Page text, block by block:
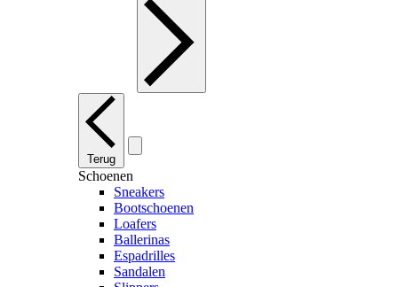
Terug
Schoenen
Sneakers
Bootschoenen
Loafers
Ballerinas
Espadrilles
Sandalen